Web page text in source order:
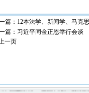
篇： 12本法学、新闻学、马克
篇： 习近平同金正恩举行会谈
一页
和国监察部
全国高教工委素